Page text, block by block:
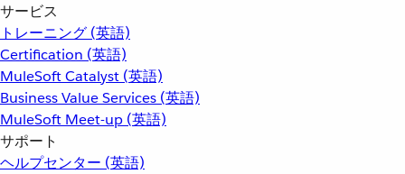
サービス
トレーニング (英語)
Certification (英語)
MuleSoft Catalyst (英語)
Business Value Services (英語)
MuleSoft Meet-up (英語)
サポート
ヘルプセンター (英語)